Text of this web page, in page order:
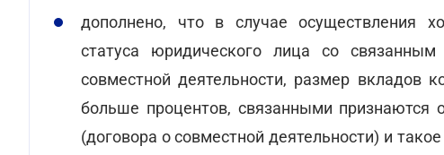
дополнено, что в случае осуществления
статуса юридического лица со
совместной деятельности, размер вкладов
больше процентов, связанными признаются
(договора о совместной деятельности) и